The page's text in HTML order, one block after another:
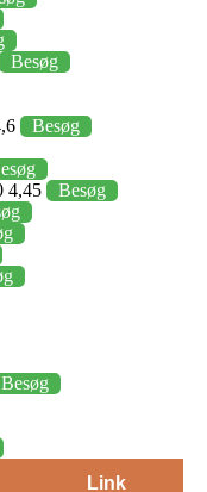
Besøg
Besøg
4,45
Besøg
Besøg
Link